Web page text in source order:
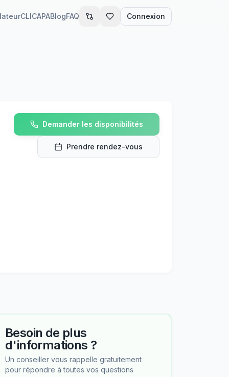
CLICAPABlogFAQ Connexion
Demander les disponibilités
Prendre rendez-vous
Besoin de plus
d'informations ?
Un conseiller vous rappelle gratuitement
pour répondre à toutes vos questions